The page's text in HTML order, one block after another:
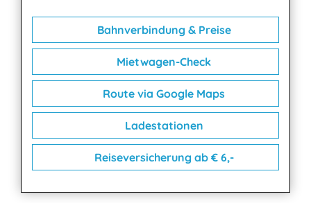
Bahnverbindung & Preise
Mietwagen-Check
Route via Google Maps
Ladestationen
Reiseversicherung ab € 6,-